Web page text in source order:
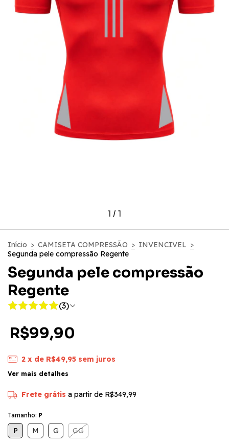
1 / 1
Início > CAMISETA COMPRESSÃO > INVENCIVEL >
Segunda pele compressão Regente
Segunda pele compressão
Regente
(3)
R$99,90
2 x de R$49,95 sem juros
Ver mais detalhes
Frete grátis a partir de R$349,99
Tamanho: P
P M G GG